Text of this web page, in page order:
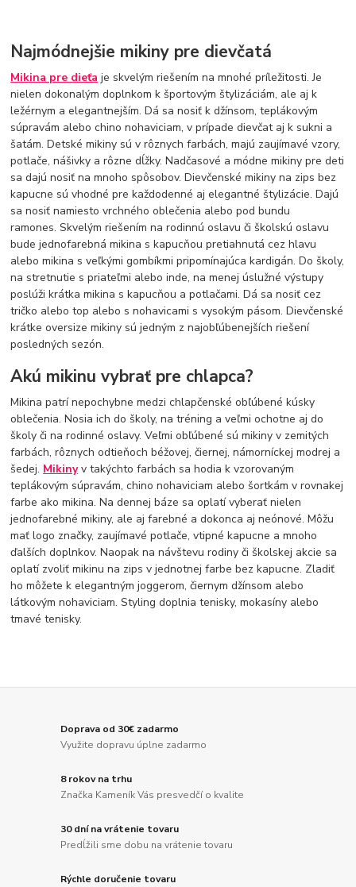
Najmódnejšie mikiny pre dievčatá
Mikina pre dieťa je skvelým riešením na mnohé príležitosti. Je
nielen dokonalým doplnkom k športovým štylizáciám, ale aj k
ležérnym a elegantnejším. Dá sa nosiť k džínsom, teplákovým
súpravám alebo chino nohaviciam, v prípade dievčat aj k sukni a
šatám. Detské mikiny sú v rôznych farbách, majú zaujímavé vzory,
potlače, nášivky a rôzne dĺžky. Nadčasové a módne mikiny pre deti
sa dajú nosiť na mnoho spôsobov. Dievčenské mikiny na zips bez
kapucne sú vhodné pre každodenné aj elegantné štylizácie. Dajú
sa nosiť namiesto vrchného oblečenia alebo pod bundu
ramones. Skvelým riešením na rodinnú oslavu či školskú oslavu
bude jednofarebná mikina s kapucňou pretiahnutá cez hlavu
alebo mikina s veľkými gombíkmi pripomínajúca kardigán. Do školy,
na stretnutie s priateľmi alebo inde, na menej úslužné výstupy
poslúži krátka mikina s kapucňou a potlačami. Dá sa nosiť cez
tričko alebo top alebo s nohavicami s vysokým pásom. Dievčenské
krátke oversize mikiny sú jedným z najobľúbenejších riešení
posledných sezón.
Akú mikinu vybrať pre chlapca?
Mikina patrí nepochybne medzi chlapčenské obľúbené kúsky
oblečenia. Nosia ich do školy, na tréning a veľmi ochotne aj do
školy či na rodinné oslavy. Veľmi obľúbené sú mikiny v zemitých
farbách, rôznych odtieňoch béžovej, čiernej, námorníckej modrej a
šedej. Mikinyv takýchto farbách sa hodia k vzorovaným
teplákovým súpravám, chino nohaviciam alebo šortkám v rovnakej
farbe ako mikina. Na dennej báze sa oplatí vyberať nielen
jednofarebné mikiny, ale aj farebné a dokonca aj neónové. Môžu
mať logo značky, zaujímavé potlače, vtipné kapucne a mnoho
ďalších doplnkov. Naopak na návštevu rodiny či školskej akcie sa
oplatí zvoliť mikinu na zips v jednotnej farbe bez kapucne. Zladiť
ho môžete k elegantným joggerom, čiernym džínsom alebo
látkovým nohaviciam. Styling doplnia tenisky, mokasíny alebo
tmavé tenisky.
Doprava od 30€ zadarmo
Využite dopravu úplne zadarmo
8 rokov na trhu
Značka Kameník Vás presvedčí o kvalite
30 dní na vrátenie tovaru
Predĺžili sme dobu na vrátenie tovaru
Rýchle doručenie tovaru